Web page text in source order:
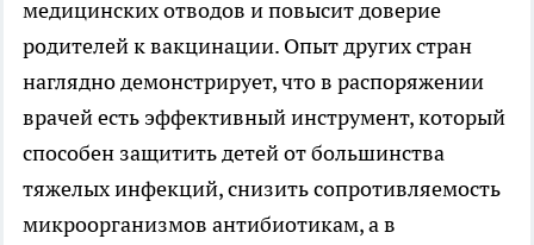
медицинских отводов и повысит доверие
родителей к вакцинации. Опыт других стран
наглядно демонстрирует, что в распоряжении
врачей есть эффективный инструмент, который
способен защитить детей от большинства
тяжелых инфекций, снизить сопротивляемость
микроорганизмов антибиотикам, а в